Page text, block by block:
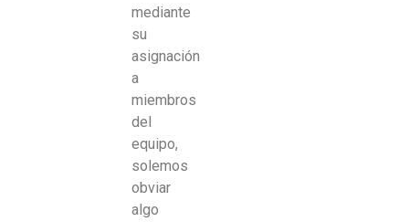
mediante
su
asignación
a
miembros
del
equipo,
solemos
obviar
algo